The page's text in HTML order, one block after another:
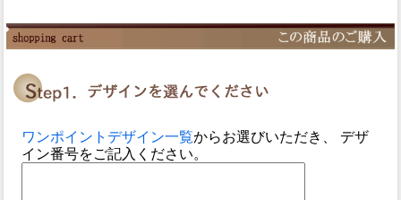
ワンポイントデザイン一覧からお選びいただき、 デザ
イン番号をご記入ください。